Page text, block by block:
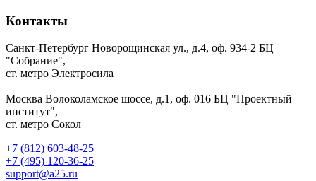
Контакты
Санкт-Петербург Новорощинская ул., д.4, оф. 934-2 БЦ
"Собрание",
ст. метро Электросила
Москва Волоколамское шоссе, д.1, оф. 016 БЦ "Проектный
институт",
ст. метро Сокол
+7 (812) 603-48-25
+7 (495) 120-36-25
support@a25.ru